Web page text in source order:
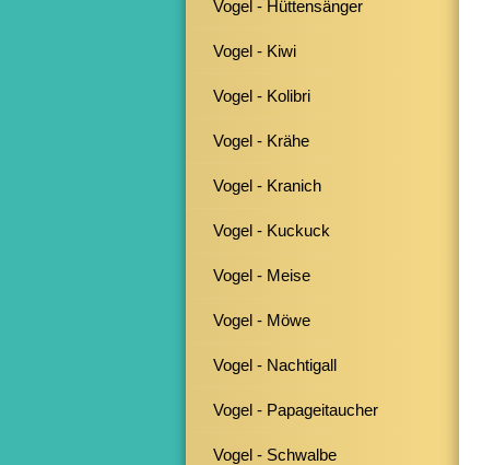
Vogel - Hüttensänger
Vogel - Kiwi
Vogel - Kolibri
Vogel - Krähe
Vogel - Kranich
Vogel - Kuckuck
Vogel - Meise
Vogel - Möwe
Vogel - Nachtigall
Vogel - Papageitaucher
Vogel - Schwalbe